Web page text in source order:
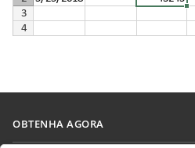
OBTENHA AGORA